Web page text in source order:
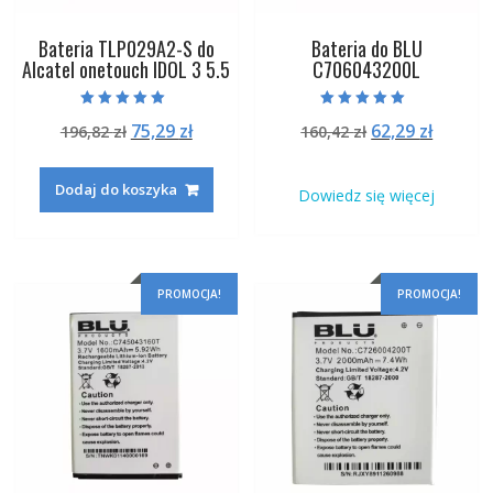
Bateria TLP029A2-S do
Alcatel onetouch IDOL 3 5.5
5.00
na 5
196,82zł Pierwotna
wynosiła:
196,82 zł.
75,29 złAktualna
75,29 zł.
Dodaj do koszyka
Bateria do BLU
C706043200L
5.00
na 5
160,42zł Pierwotna
160,42 zł.
62,29 zł
62,29
Dowiedz się więcej
PROMOCJA! PROMOCJA!